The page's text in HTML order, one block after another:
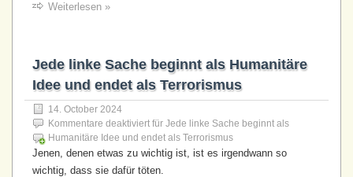
Weiterlesen »
Jede linke Sache beginnt als Humanitäre
Idee und endet als Terrorismus
14. October 2024
Kommentare deaktiviert für Jede linke Sache beginnt als
Humanitäre Idee und endet als Terrorismus
Jenen, denen etwas zu wichtig ist, ist es irgendwann so
wichtig, dass sie dafür töten.